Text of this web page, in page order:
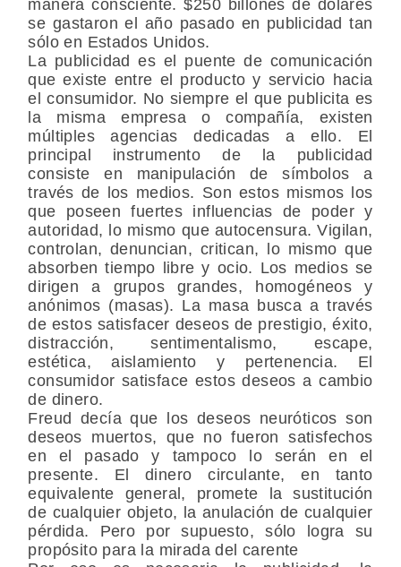
manera consciente. $250 billones de dólares
se gastaron el año pasado en publicidad tan
sólo en Estados Unidos.
La publicidad es el puente de comunicación
que existe entre el producto y servicio hacia
el consumidor. No siempre el que publicita es
la misma empresa o compañía, existen
múltiples agencias dedicadas a ello. El
principal instrumento de la publicidad
consiste en manipulación de símbolos a
través de los medios. Son estos mismos los
que poseen fuertes influencias de poder y
autoridad, lo mismo que autocensura. Vigilan,
controlan, denuncian, critican, lo mismo que
absorben tiempo libre y ocio. Los medios se
dirigen a grupos grandes, homogéneos y
anónimos (masas). La masa busca a través
de estos satisfacer deseos de prestigio, éxito,
distracción, sentimentalismo, escape,
estética, aislamiento y pertenencia. El
consumidor satisface estos deseos a cambio
de dinero.
Freud decía que los deseos neuróticos son
deseos muertos, que no fueron satisfechos
en el pasado y tampoco lo serán en el
presente. El dinero circulante, en tanto
equivalente general, promete la sustitución
de cualquier objeto, la anulación de cualquier
pérdida. Pero por supuesto, sólo logra su
propósito para la mirada del carente